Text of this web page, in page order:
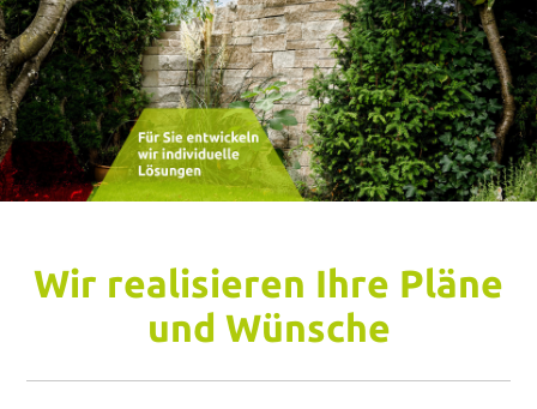
Wir realisieren Ihre Pläne
und Wünsche